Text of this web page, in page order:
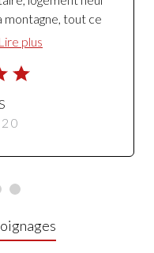
montagne, tout ce
Lire plus